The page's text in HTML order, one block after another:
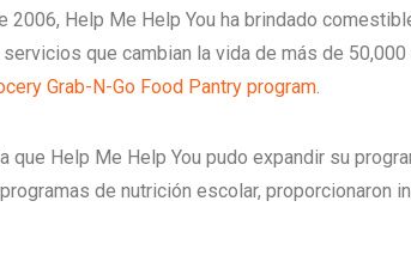
2006, Help Me Help You ha brindado
que cambian la vida de más de
Grab-N-Go Food Pantry program.
Help Me Help You pudo expandir su
de nutrición escolar, proporcionaron